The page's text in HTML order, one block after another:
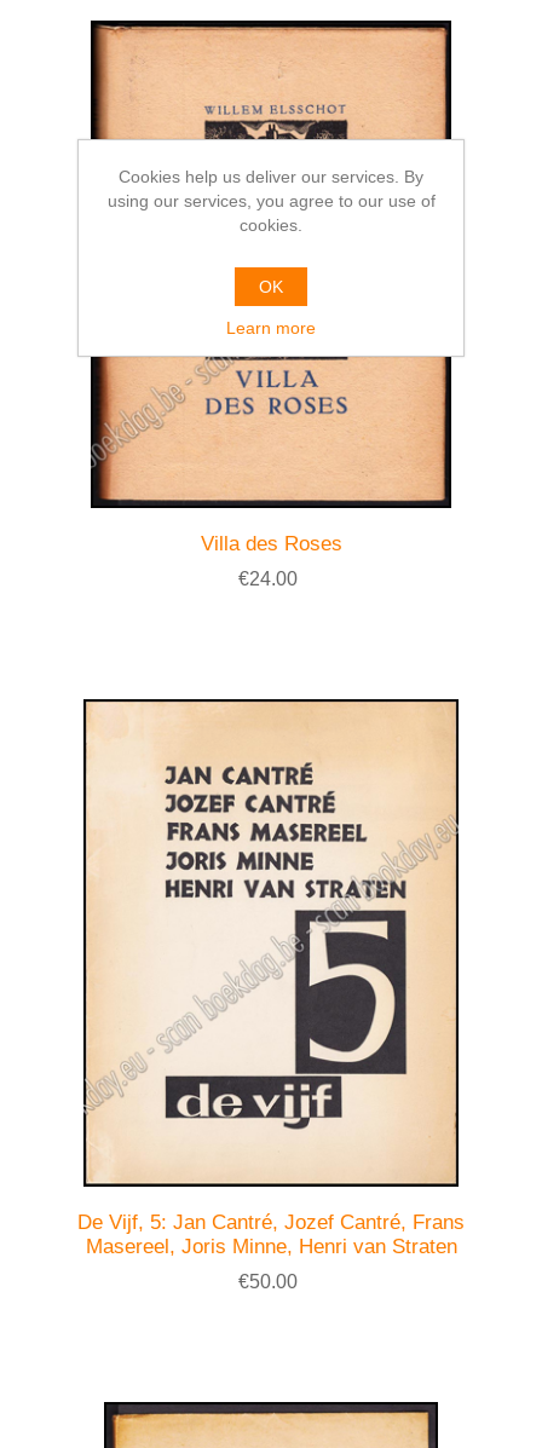
Villa des Roses
€24.00
De Vijf, 5: Jan Cantré, Jozef Cantré, Frans
Masereel, Joris Minne, Henri van Straten
€50.00
Cookies help us deliver our services. By
using our services, you agree to our use of
cookies.
OK
Learn more